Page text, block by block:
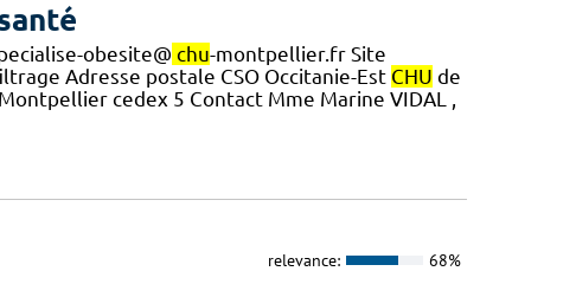
obesite@ chu-montpellier.fr Site
Adresse postale CSO Occitanie-Est CHU de
cedex 5 Contact Mme Marine VIDAL ,
relevance: 68%